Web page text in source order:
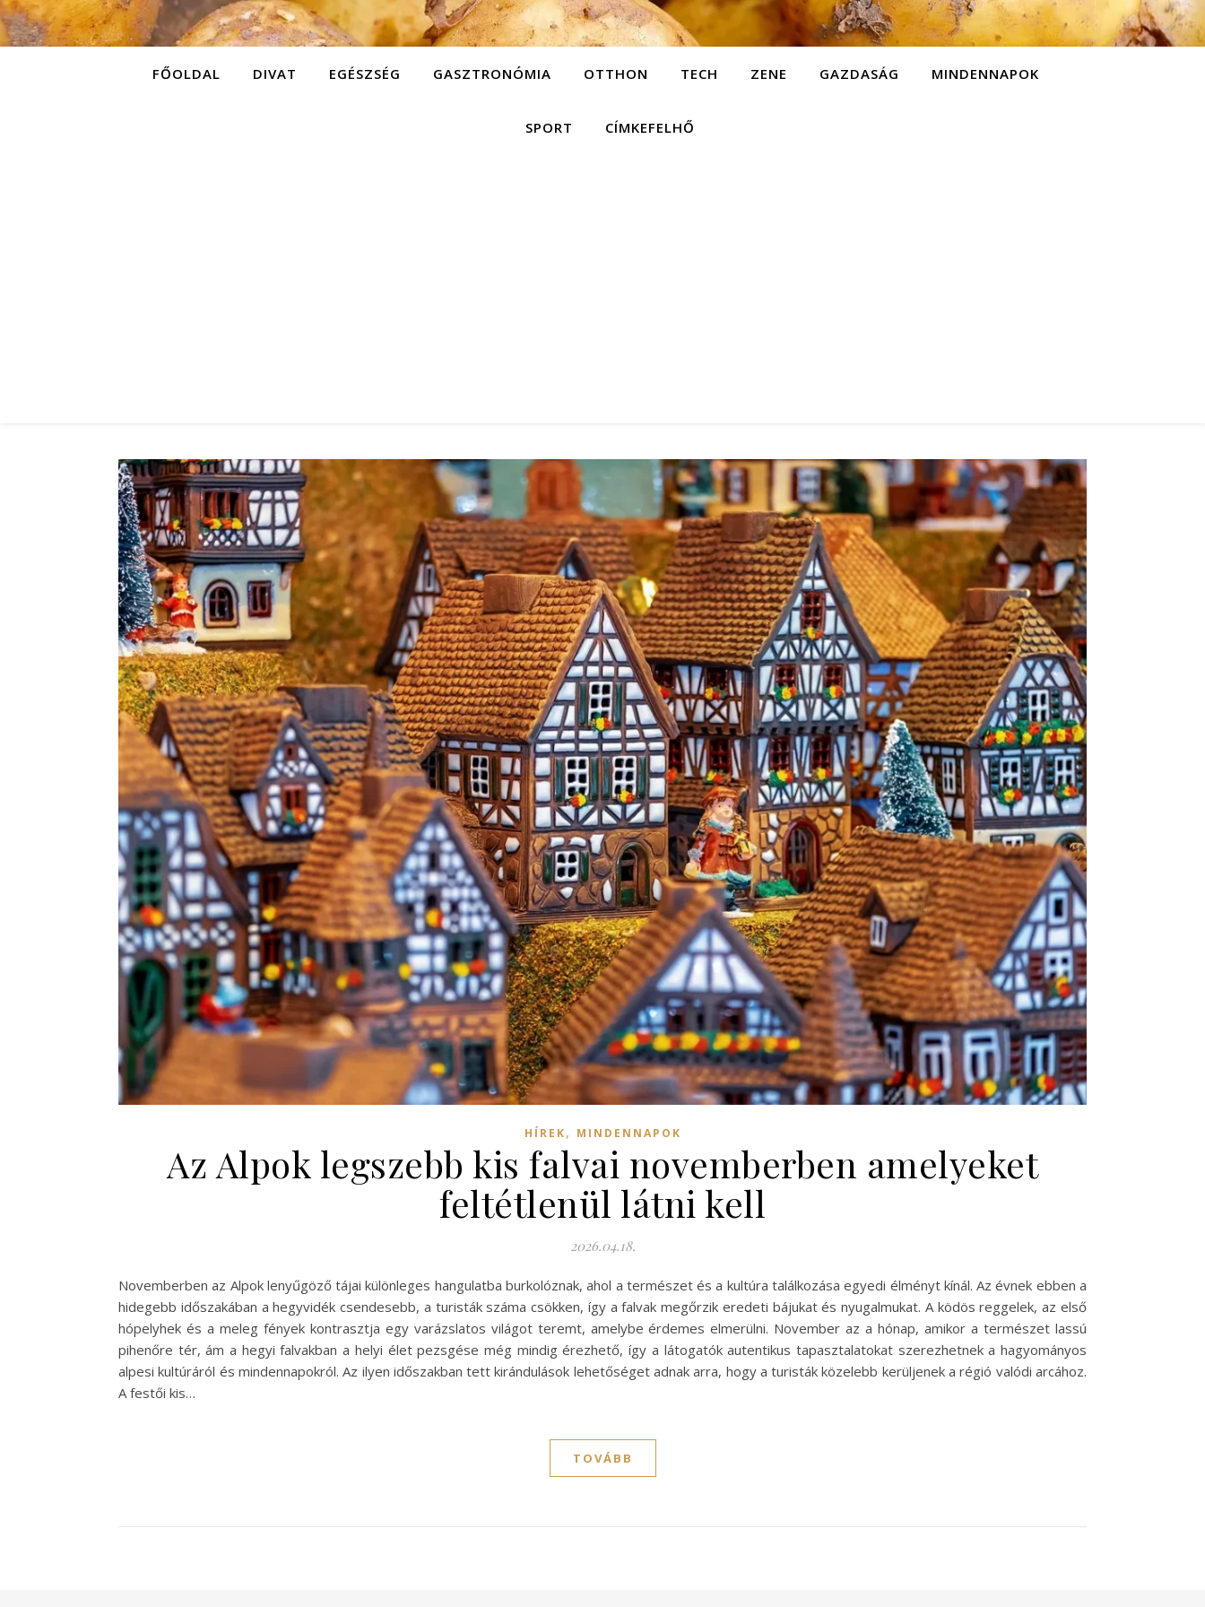
FŐOLDAL DIVAT EGÉSZSÉG GASZTRONÓMIA OTTHON TECH ZENE GAZDASÁG MINDENNAPOK
SPORT CÍMKEFELHŐ
HÍREK, MINDENNAPOK
Az Alpok legszebb kis falvai novemberben amelyeket
feltétlenül látni kell
2026.04.18.
Novemberben az Alpok lenyűgöző tájai különleges hangulatba burkolóznak, ahol a természet és a kultúra találkozása egyedi élményt kínál. Az évnek ebben a
hidegebb időszakában a hegyvidék csendesebb, a turisták száma csökken, így a falvak megőrzik eredeti bájukat és nyugalmukat. A ködös reggelek, az első
hópelyhek és a meleg fények kontrasztja egy varázslatos világot teremt, amelybe érdemes elmerülni. November az a hónap, amikor a természet lassú
pihenőre tér, ám a hegyi falvakban a helyi élet pezsgése még mindig érezhető, így a látogatók autentikus tapasztalatokat szerezhetnek a hagyományos
alpesi kultúráról és mindennapokról. Az ilyen időszakban tett kirándulások lehetőséget adnak arra, hogy a turisták közelebb kerüljenek a régió valódi arcához.
A festői kis…
TOVÁBB